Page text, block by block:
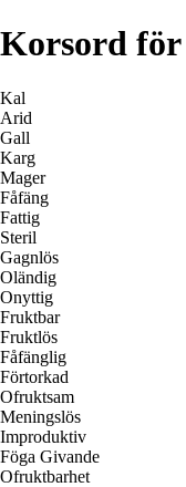
Korsord
Kal
Arid
Gall
Karg
Mager
Fåfäng
Fattig
Steril
Gagnlös
Oländig
Onyttig
Fruktbar
Fruktlös
Fåfänglig
Förtorkad
Ofruktsam
Meningslös
Improduktiv
Föga Givande
Ofruktbarhet